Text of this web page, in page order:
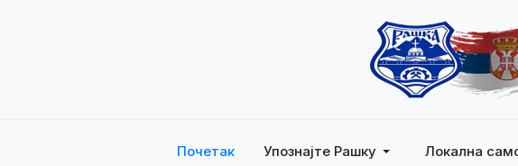
Почетак Упознајте Рашку Локална